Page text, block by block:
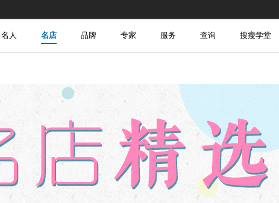
名人 名店 品牌 专家 服务 查询 搜瘦学堂